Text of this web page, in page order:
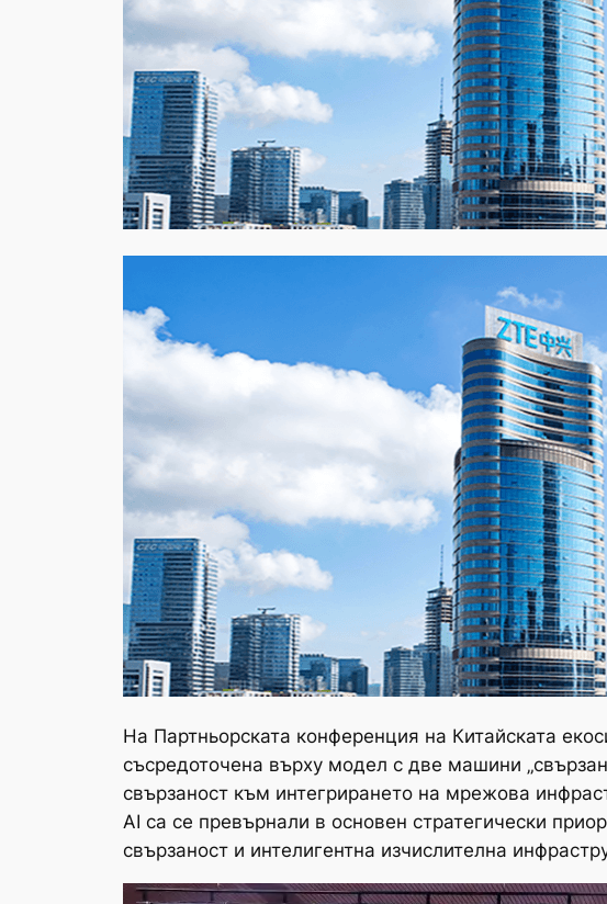
На Партньорската конференция на Китайската
съсредоточена върху модел с две машини
свързаност към интегрирането на мрежова
AI са се превърнали в основен стратегически
свързаност и интелигентна изчислителна